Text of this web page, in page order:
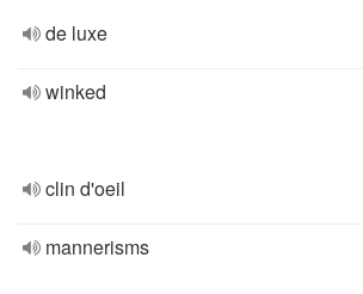
de luxe
winked
clin d'oeil
mannerisms